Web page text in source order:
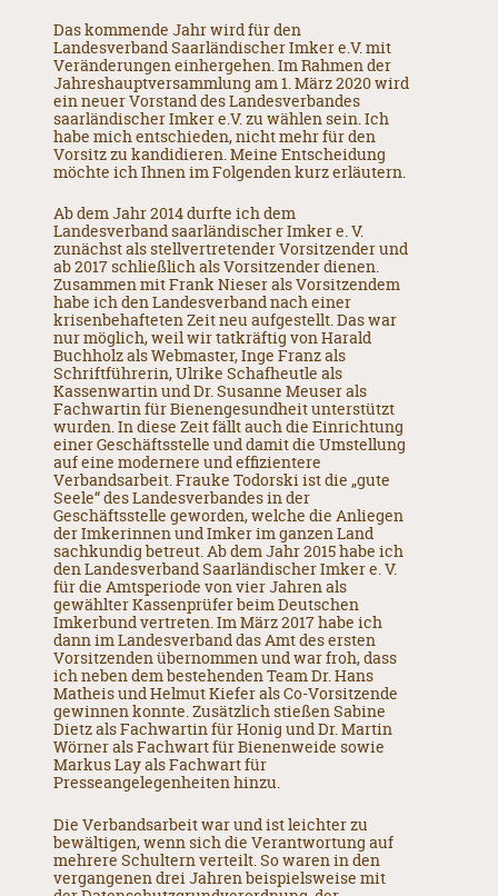
Das kommende Jahr wird für den
Landesverband Saarländischer Imker e.V. mit
Veränderungen einhergehen. Im Rahmen der
Jahreshauptversammlung am 1. März 2020 wird
ein neuer Vorstand des Landesverbandes
saarländischer Imker e.V. zu wählen sein. Ich
habe mich entschieden, nicht mehr für den
Vorsitz zu kandidieren. Meine Entscheidung
möchte ich Ihnen im Folgenden kurz erläutern.
Ab dem Jahr 2014 durfte ich dem
Landesverband saarländischer Imker e. V.
zunächst als stellvertretender Vorsitzender und
ab 2017 schließlich als Vorsitzender dienen.
Zusammen mit Frank Nieser als Vorsitzendem
habe ich den Landesverband nach einer
krisenbehafteten Zeit neu aufgestellt. Das war
nur möglich, weil wir tatkräftig von Harald
Buchholz als Webmaster, Inge Franz als
Schriftführerin, Ulrike Schafheutle als
Kassenwartin und Dr. Susanne Meuser als
Fachwartin für Bienengesundheit unterstützt
wurden. In diese Zeit fällt auch die Einrichtung
einer Geschäftsstelle und damit die Umstellung
auf eine modernere und effizientere
Verbandsarbeit. Frauke Todorski ist die „gute
Seele“ des Landesverbandes in der
Geschäftsstelle geworden, welche die Anliegen
der Imkerinnen und Imker im ganzen Land
sachkundig betreut. Ab dem Jahr 2015 habe ich
den Landesverband Saarländischer Imker e. V.
für die Amtsperiode von vier Jahren als
gewählter Kassenprüfer beim Deutschen
Imkerbund vertreten. Im März 2017 habe ich
dann im Landesverband das Amt des ersten
Vorsitzenden übernommen und war froh, dass
ich neben dem bestehenden Team Dr. Hans
Matheis und Helmut Kiefer als Co-Vorsitzende
gewinnen konnte. Zusätzlich stießen Sabine
Dietz als Fachwartin für Honig und Dr. Martin
Wörner als Fachwart für Bienenweide sowie
Markus Lay als Fachwart für
Presseangelegenheiten hinzu.
Die Verbandsarbeit war und ist leichter zu
bewältigen, wenn sich die Verantwortung auf
mehrere Schultern verteilt. So waren in den
vergangenen drei Jahren beispielsweise mit